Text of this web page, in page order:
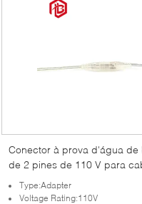
Conector à prova d'água de
de 2 pines de 110 V para
4.0 mm de PVC/PA66 e
Type:Adapter
Voltage Rating:110V